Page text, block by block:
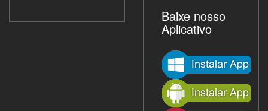
Baixe nosso
Aplicativo